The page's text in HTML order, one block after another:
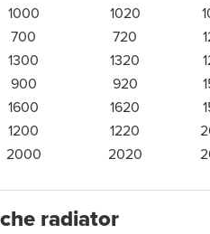
1000 1020
700 720
1300 1320
900 920
1600 1620
1200 1220
2000 2020
radiator